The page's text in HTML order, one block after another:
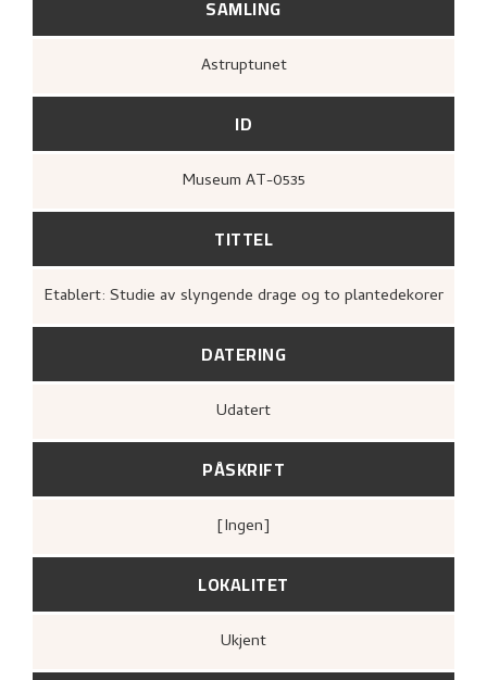
SAMLING
Astruptunet
ID
Museum AT-0535
TITTEL
Etablert: Studie av slyngende drage og to plantedekorer
DATERING
Udatert
PÅSKRIFT
[ingen]
LOKALITET
Ukjent